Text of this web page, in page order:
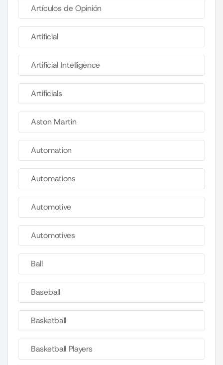
Artículos de Opinión
Artificial
Artificial Intelligence
Artificials
Aston Martin
Automation
Automations
Automotive
Automotives
Ball
Baseball
Basketball
Basketball Players